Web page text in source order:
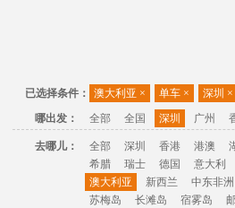
已选择条件： 澳大利亚 × 单车 × 深圳 ×
哪出发：
全部 全国 深圳 广州
去哪儿： 全部 深圳 香港 港澳
希腊
瑞士 德国 意大利
澳大利亚
新西兰 中东非洲
苏梅岛
长滩岛 宿雾岛